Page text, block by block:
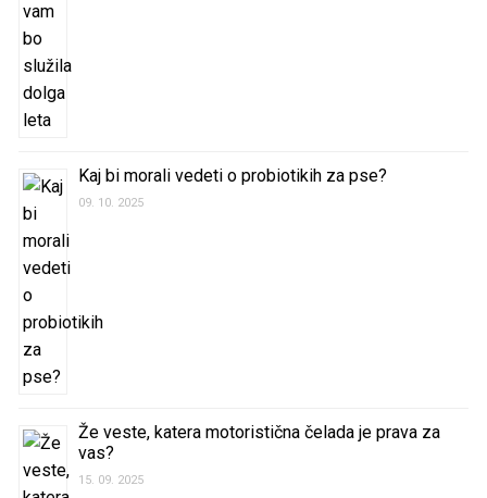
Kaj bi morali vedeti o probiotikih za pse?
09. 10. 2025
Že veste, katera motoristična čelada je prava za
vas?
15. 09. 2025